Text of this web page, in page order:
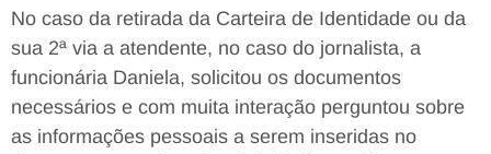
No caso da retirada da Carteira de Identidade ou da
sua 2ª via a atendente, no caso do jornalista, a
funcionária Daniela, solicitou os documentos
necessários e com muita interação perguntou sobre
as informações pessoais a serem inseridas no